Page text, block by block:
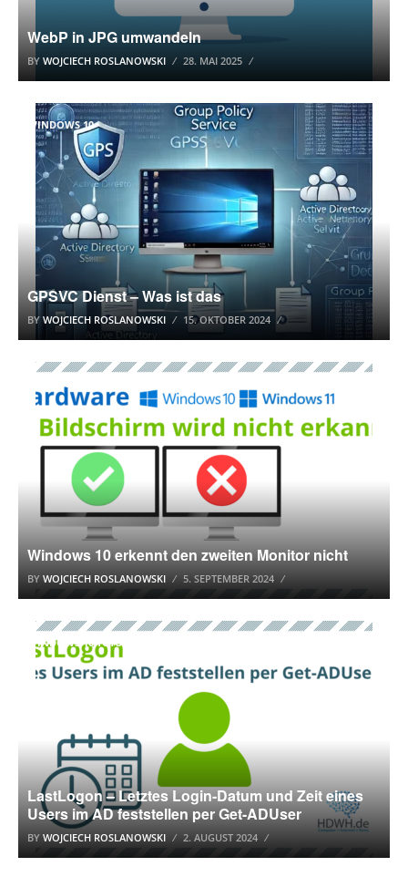
WebP in JPG umwandeln
BY WOJCIECH ROSLANOWSKI 28. MAI 2025
WINDOWS 10
GPSVC Dienst – Was ist das
BY WOJCIECH ROSLANOWSKI 15. OKTOBER 2024
WINDOWS 10 TUTORIAL
Windows 10 erkennt den zweiten Monitor nicht
BY WOJCIECH ROSLANOWSKI 5. SEPTEMBER 2024
WINDOWS 10 TUTORIAL
LastLogon – Letztes Login-Datum und Zeit eines
Users im AD feststellen per Get-ADUser
BY WOJCIECH ROSLANOWSKI 2. AUGUST 2024